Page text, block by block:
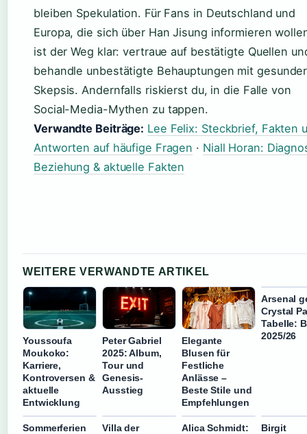
bleiben Spekulation. Für Fans in Deutschland und
Europa, die sich über Han Jisung informieren
ist der Weg klar: vertraue auf bestätigte Quellen
behandle unbestätigte Behauptungen mit gesunder
Skepsis. Andernfalls riskierst du, in die Falle von
Social-Media-Mythen zu tappen.
Verwandte Beiträge: Lee Felix: Steckbrief, Fakten
Antworten auf häufige Fragen · Niall Horan:
Beziehung & aktuelle Fakten
WEITERE VERWANDTE ARTIKEL
Youssoufa
Moukoko:
Karriere,
Kontroversen &
aktuelle
Entwicklung
Peter Gabriel
2025: Album,
Tour und
Genesis-
Ausstieg
Elegante
Blusen für
Festliche
Anlässe –
Beste Stile und
Empfehlungen
Arsenal
Crystal
Tabelle:
2025/26
Sommerferien
Villa der
Alica Schmidt:
Birgit